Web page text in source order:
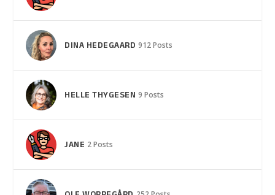
DINA HEDEGAARD 912 Posts
HELLE THYGESEN 9 Posts
JANE 2 Posts